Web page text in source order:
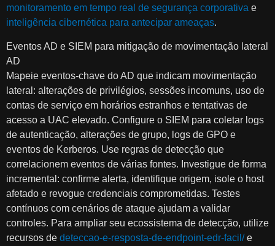
monitoramento em tempo real de segurança corporativa e
inteligência cibernética para antecipar ameaças.
Eventos AD e SIEM para mitigação de movimentação lateral
AD
Mapeie eventos-chave do AD que indicam movimentação
lateral: alterações de privilégios, sessões incomuns, uso de
contas de serviço em horários estranhos e tentativas de
acesso a UAC elevado. Configure o SIEM para coletar logs
de autenticação, alterações de grupo, logs de GPO e
eventos de Kerberos. Use regras de detecção que
correlacionem eventos de várias fontes. Investigue de forma
incremental: confirme alerta, identifique origem, isole o host
afetado e revogue credenciais comprometidas. Testes
contínuos com cenários de ataque ajudam a validar
controles. Para ampliar seu ecossistema de detecção, utilize
recursos de deteccao-e-resposta-de-endpoint-edr-facil/e